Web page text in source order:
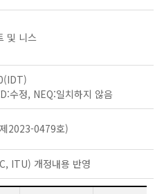
및 니스
수정, NEQ:일치하지 않음
2023-0479호)
ITU) 개정내용 반영